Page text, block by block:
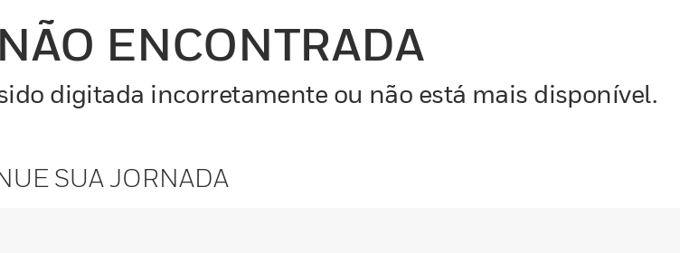
ENCONTRADA
digitada incorretamente ou não está mais disponível.
SUA JORNADA